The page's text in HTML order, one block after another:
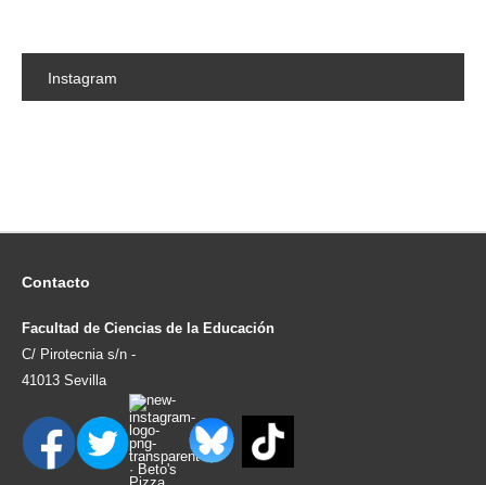
Instagram
Contacto
Facultad de Ciencias de la Educación
C/ Pirotecnia s/n -
41013 Sevilla